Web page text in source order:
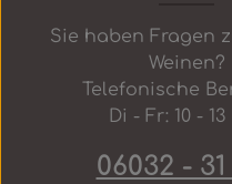
Sie haben Fragen
Weinen?
Telefonische
Di - Fr: 10 -
06032 - 31